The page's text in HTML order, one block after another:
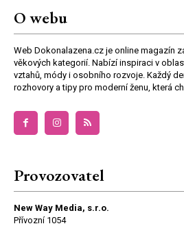
O webu
Web Dokonalazena.cz je online magazín
věkových kategorií. Nabízí inspiraci v
vztahů, módy i osobního rozvoje. Každý
rozhovory a tipy pro moderní ženu, která
Provozovatel
New Way Media, s.r.o.
Přívozní 1054